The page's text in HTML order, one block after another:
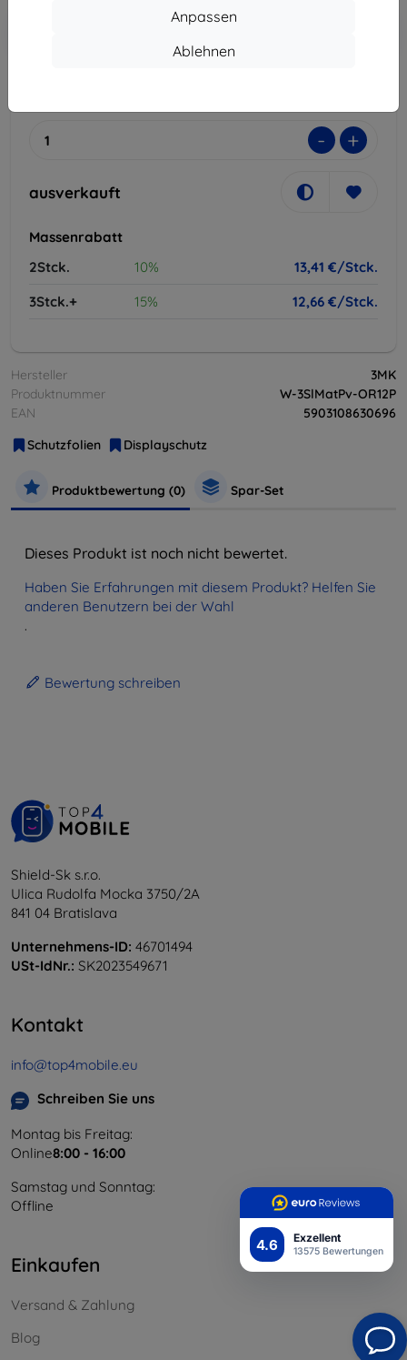
4.6 Exzellent
13575 Bewertungen
Anpassen
Ablehnen
Rabatt mit Gutschein
- +
ausverkauft
Massenrabatt
2Stck.
10%
13,41 €/Stck.
3Stck.+
15% 12,66 €/Stck.
Hersteller
3MK
Produktnummer
W-3SlMatPv-OR12P
EAN
5903108630696
Schutzfolien
Displayschutz
Produktbewertung (0) Spar-Set
Dieses Produkt ist noch nicht bewertet.
Haben Sie Erfahrungen mit diesem Produkt? Helfen Sie
anderen Benutzern bei der Wahl
.
Bewertung schreiben
Shield-Sk s.r.o.
Ulica Rudolfa Mocka 3750/2A
841 04 Bratislava
Unternehmens-ID: 46701494
USt-IdNr.: SK2023549671
Kontakt
info@top4mobile.eu
Schreiben Sie uns
Montag bis Freitag:
Online8:00 - 16:00
Samstag und Sonntag:
Offline
Einkaufen
Versand & Zahlung
Blog